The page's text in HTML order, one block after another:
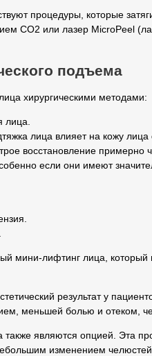
процедуры, которые
CO2 или лазер MicroPeel
подъема
хирургическими методами:
лица.
лица влияет на кожу
восстановление примерно
если они имеют
мини-лифтинг лица, который
результат у
меньшей болью и отеком,
также являются опцией. Эта
изменением челюстей.